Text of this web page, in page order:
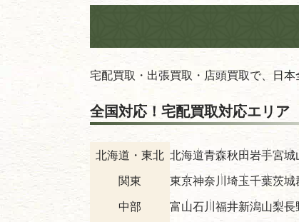
宅配買取・出張買取・店頭買取で、日本
全国対応！宅配買取対応エリア
北海道・東北 北海道青森秋田岩手宮城
関東
東京神奈川埼玉千葉茨城
中部
富山石川福井新潟山梨長